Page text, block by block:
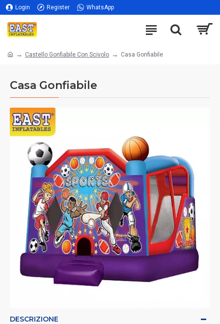
Login Register WhatsApp
Castello Gonfiabile Con Scivolo Casa Gonfiabile
Casa Gonfiabile
DESCRIZIONE